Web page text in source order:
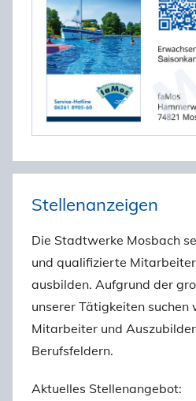
Stellenanzeigen
Die Stadtwerke Mosbach
und qualifizierte
ausbilden. Aufgrund der
unserer Tätigkeiten
Mitarbeiter und
Berufsfeldern.
Aktuelles Stellenangebot: